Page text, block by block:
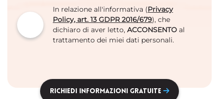
In relazione all'informativa (Privacy
Policy, art. 13 GDPR 2016/679), che
dichiaro di aver letto, ACCONSENTO al
trattamento dei miei dati personali.
Richiedi informazioni gratuite